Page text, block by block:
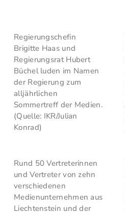
Regierungschefin
Brigitte Haas und
Regierungsrat Hubert
Büchel luden im Namen
der Regierung zum
alljährlichen
Sommertreff der Medien.
(Quelle: IKR/Julian
Konrad)
Rund 50 Vertreterinnen
und Vertreter von zehn
verschiedenen
Medienunternehmen aus
Liechtenstein und der